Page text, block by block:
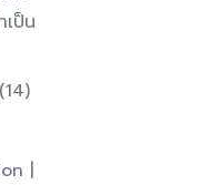
ป็น​
(14)
|